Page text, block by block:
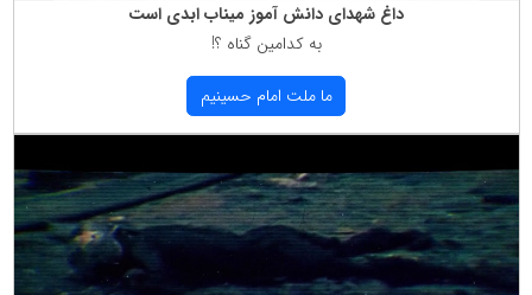
داغ شهدای دانش آموز میناب ابدی است
به كدامین گناه ؟!
ما ملت امام حسینیم